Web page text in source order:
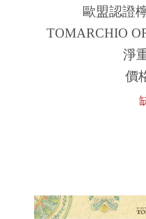
歐盟認證
TOMARCHIO
淨
價